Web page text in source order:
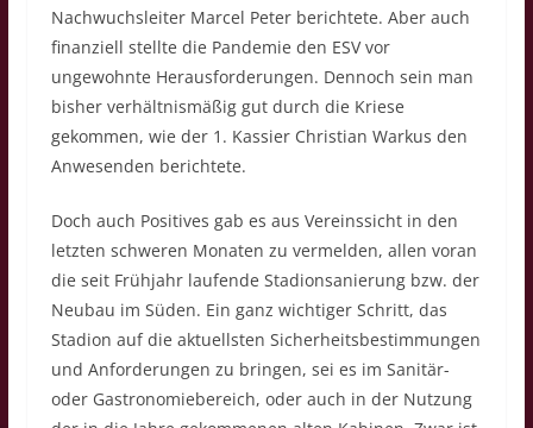
Nachwuchsleiter Marcel Peter berichtete. Aber auch
finanziell stellte die Pandemie den ESV vor
ungewohnte Herausforderungen. Dennoch sein man
bisher verhältnismäßig gut durch die Kriese
gekommen, wie der 1. Kassier Christian Warkus den
Anwesenden berichtete.
Doch auch Positives gab es aus Vereinssicht in den
letzten schweren Monaten zu vermelden, allen voran
die seit Frühjahr laufende Stadionsanierung bzw. der
Neubau im Süden. Ein ganz wichtiger Schritt, das
Stadion auf die aktuellsten Sicherheitsbestimmungen
und Anforderungen zu bringen, sei es im Sanitär-
oder Gastronomiebereich, oder auch in der Nutzung